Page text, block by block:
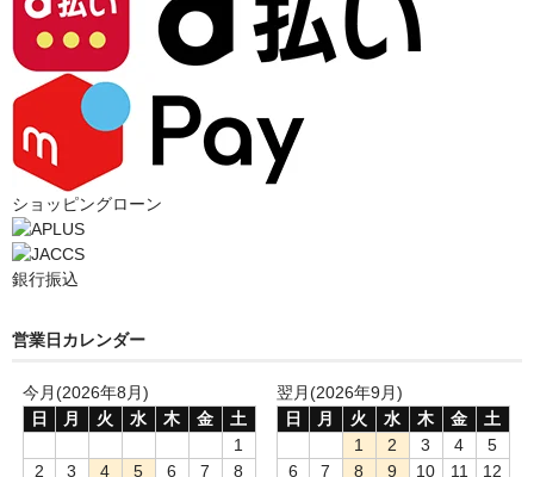
ショッピングローン
銀行振込
営業日カレンダー
今月(2026年8月)
日
月 火 水 木 金
土
1
2
3 4 5 6 7
8
翌月(2026年9月)
日
月 火 水 木 金
土
1
2 3 4
5
6
7 8 9 10 11
12